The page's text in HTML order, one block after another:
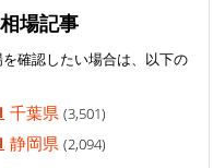
場記事
確認したい場合は、以下の
千葉県(3,501)
静岡県(2,094)